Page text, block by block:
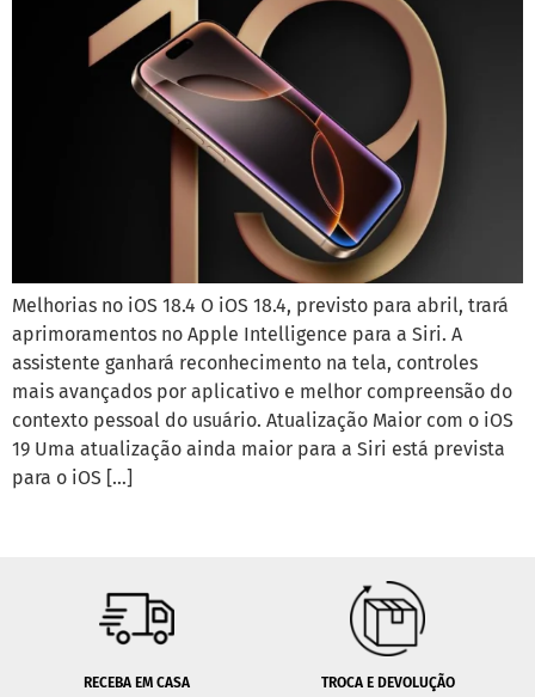
Melhorias no iOS 18.4 O iOS 18.4, previsto para abril, trará
aprimoramentos no Apple Intelligence para a Siri. A
assistente ganhará reconhecimento na tela, controles
mais avançados por aplicativo e melhor compreensão do
contexto pessoal do usuário. Atualização Maior com o iOS
19 Uma atualização ainda maior para a Siri está prevista
para o iOS […]
RECEBA EM CASA TROCA E DEVOLUÇÃO